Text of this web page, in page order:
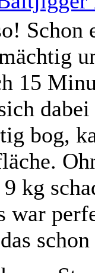
Schon
15
dabei
bog,
kg
war